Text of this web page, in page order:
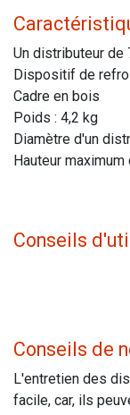
Un distributeur de
Dispositif de
Cadre en bois
Poids : 4,2 kg
Diamètre d'un
Hauteur
Conseils
Conseils de
L'entretien des
facile, car, ils